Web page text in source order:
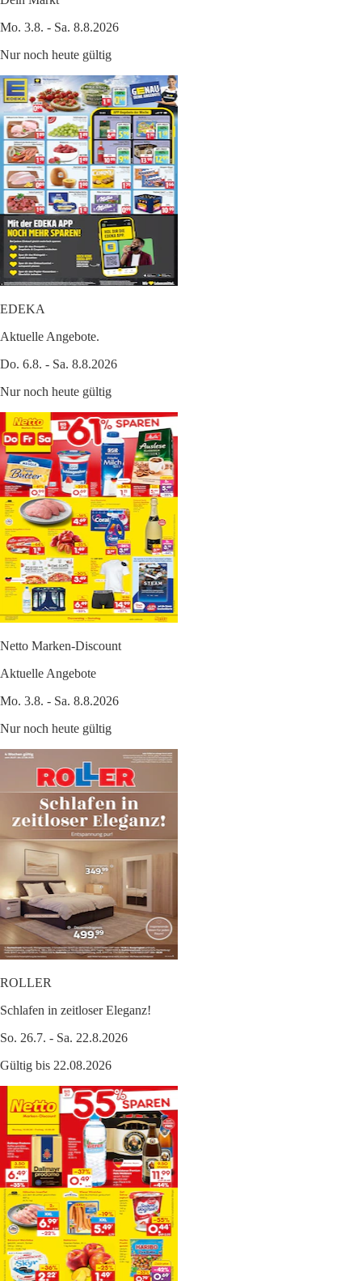
Mo. 3.8. - Sa. 8.8.2026
Nur noch heute gültig
EDEKA
Aktuelle Angebote.
Do. 6.8. - Sa. 8.8.2026
Nur noch heute gültig
Netto Marken-Discount
Aktuelle Angebote
Mo. 3.8. - Sa. 8.8.2026
Nur noch heute gültig
ROLLER
Schlafen in zeitloser Eleganz!
So. 26.7. - Sa. 22.8.2026
Gültig bis 22.08.2026